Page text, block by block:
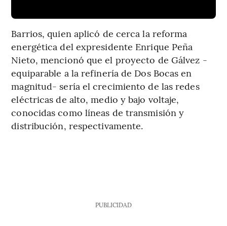
Barrios, quien aplicó de cerca la reforma
energética del expresidente Enrique Peña
Nieto, mencionó que el proyecto de Gálvez -
equiparable a la refinería de Dos Bocas en
magnitud- sería el crecimiento de las redes
eléctricas de alto, medio y bajo voltaje,
conocidas como líneas de transmisión y
distribución, respectivamente.
PUBLICIDAD